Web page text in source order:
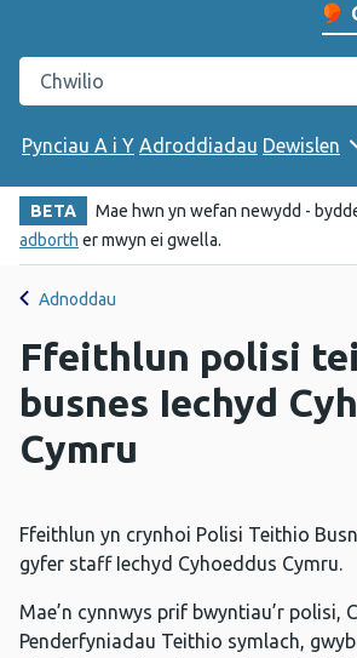
Chwilio gwefan Iechyd Cyhoeddus
Pynciau A i Y Adroddiadau Dewislen
BETA
Mae hwn yn wefan newydd -
adborth er mwyn ei gwella.
Adnoddau
Ffeithlun polisi
busnes Iechyd
Cymru
Ffeithlun yn crynhoi Polisi Teithio
gyfer staff Iechyd Cyhoeddus Cymru.
Mae’n cynnwys prif bwyntiau’r polisi,
Penderfyniadau Teithio symlach,